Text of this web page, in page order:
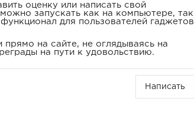
оценку или написать свой
запускать как на компьютере, так
для пользователей гаджетов
на сайте, не оглядываясь на
на пути к удовольствию.
Написать